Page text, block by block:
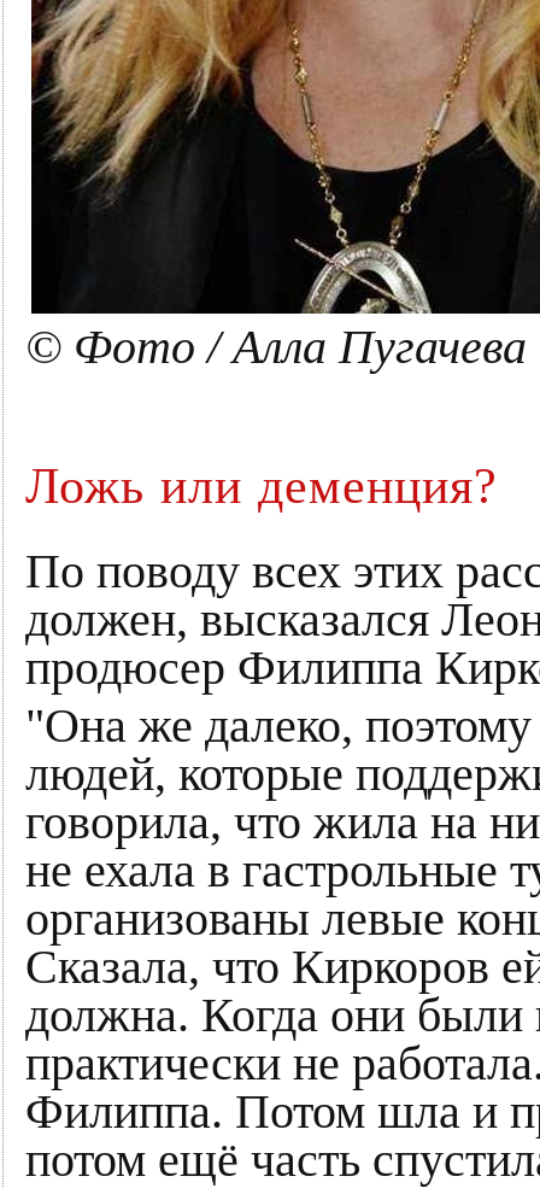
© Фото / Алла Пугачева
Ложь или деменция?
По поводу всех этих
должен, высказался
продюсер Филиппа
"Она же далеко,
людей, которые
говорила, что жила на
не ехала в гастрольные
организованы левые
Сказала, что Киркоров
должна. Когда они были
практически не
Филиппа. Потом шла и
потом ещё часть